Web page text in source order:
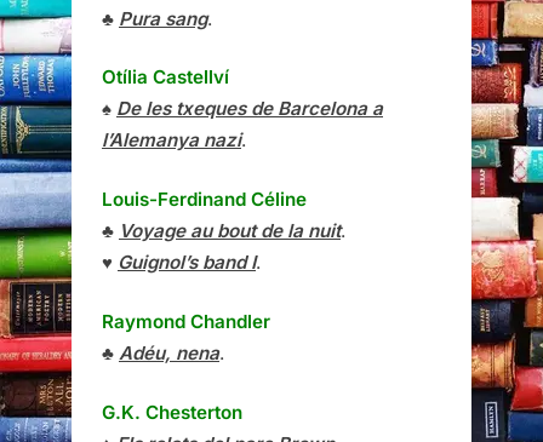
♣ Pura sang.
Otília Castellví
♠ De les txeques de Barcelona a
l’Alemanya nazi.
Louis-Ferdinand Céline
♣ Voyage au bout de la nuit.
♥ Guignol’s band I.
Raymond Chandler
♣ Adéu, nena.
G.K. Chesterton